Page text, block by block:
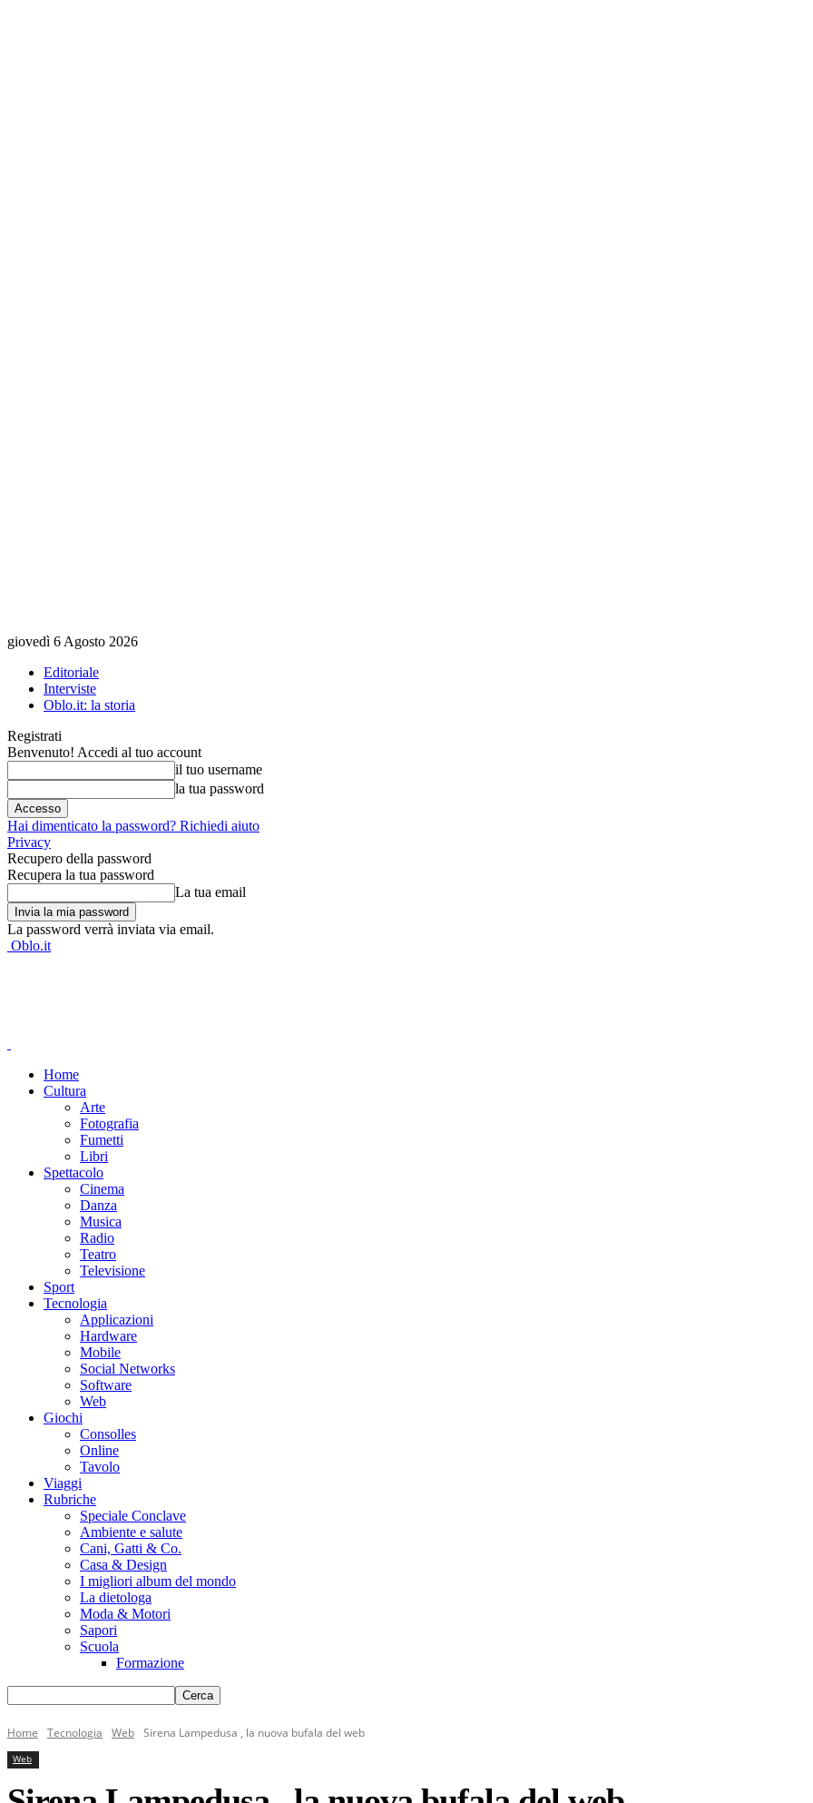
giovedì 6 Agosto 2026
Editoriale
Interviste
Oblo.it: la storia
Registrati
Benvenuto! Accedi al tuo account
il tuo username
la tua password
Hai dimenticato la password? Richiedi aiuto
Privacy
Recupero della password
Recupera la tua password
La tua email
La password verrà inviata via email.
Oblo.it
Home
Cultura
Arte
Fotografia
Fumetti
Libri
Spettacolo
Cinema
Danza
Musica
Radio
Teatro
Televisione
Sport
Tecnologia
Applicazioni
Hardware
Mobile
Social Networks
Software
Web
Giochi
Consolles
Online
Tavolo
Viaggi
Rubriche
Speciale Conclave
Ambiente e salute
Cani, Gatti & Co.
Casa & Design
I migliori album del mondo
La dietologa
Moda & Motori
Sapori
Scuola
Formazione
Home Tecnologia Web Sirena Lampedusa , la nuova bufala del web
Web